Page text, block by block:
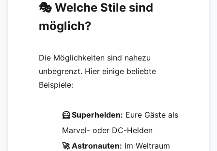
🎭 Welche Stile sind
möglich?
Die Möglichkeiten sind nahezu
unbegrenzt. Hier einige beliebte
Beispiele:
🦸 Superhelden: Eure Gäste als
Marvel- oder DC-Helden
🚀 Astronauten: Im Weltraum